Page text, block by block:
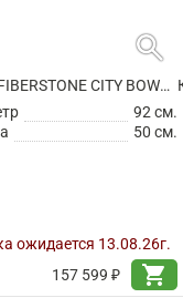
search
КАШПО FIBERSTONE CITY BOWL S GREY
92 см.
50 см.
ожидается 13.08.26г.
157 599 ₽
shopping_cart